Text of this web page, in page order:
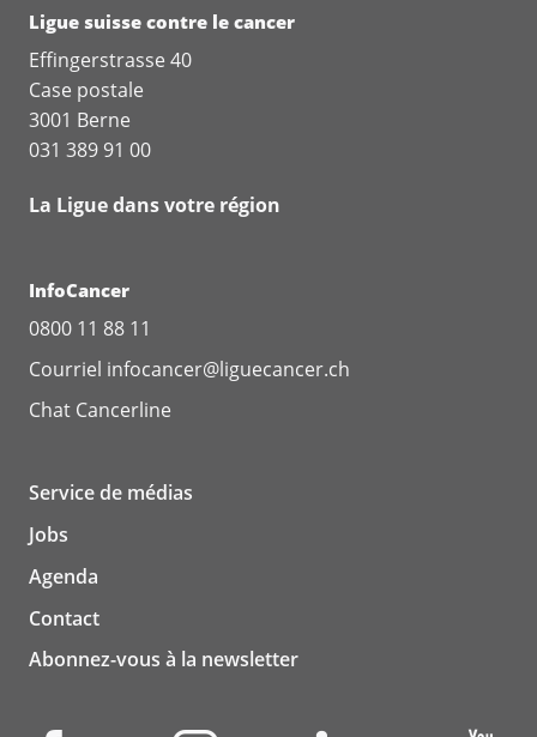
Ligue suisse contre le cancer
Effingerstrasse 40
Case postale
3001 Berne
031 389 91 00
La Ligue dans votre région
InfoCancer
0800 11 88 11
Courriel infocancer@liguecancer.ch
Chat Cancerline
Service de médias
Jobs
Agenda
Contact
Abonnez-vous à la newsletter